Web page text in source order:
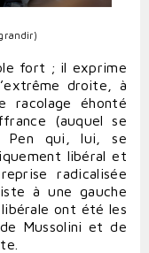
fort ; il exprime
droite, à
racolage éhonté
(auquel se
Pen qui, lui, se
libéral et
radicalisée
à une gauche
ont été les
Mussolini et de